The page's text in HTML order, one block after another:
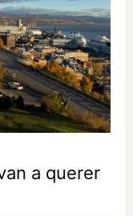
a querer